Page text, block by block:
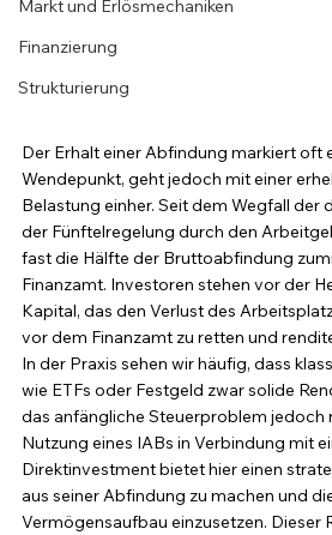
Markt und Erlösmechaniken
Finanzierung
Strukturierung
Der Erhalt einer Abfindung markiert oft
Wendepunkt, geht jedoch mit einer
Belastung einher. Seit dem Wegfall der
der Fünftelregelung durch den
fast die Hälfte der Bruttoabfindung
Finanzamt. Investoren stehen vor der
Kapital, das den Verlust des
vor dem Finanzamt zu retten und
In der Praxis sehen wir häufig, dass
wie ETFs oder Festgeld zwar solide
das anfängliche Steuerproblem jedoch
Nutzung eines IABs in Verbindung mit
Direktinvestment bietet hier einen
aus seiner Abfindung zu machen und
Vermögensaufbau einzusetzen. Dieser